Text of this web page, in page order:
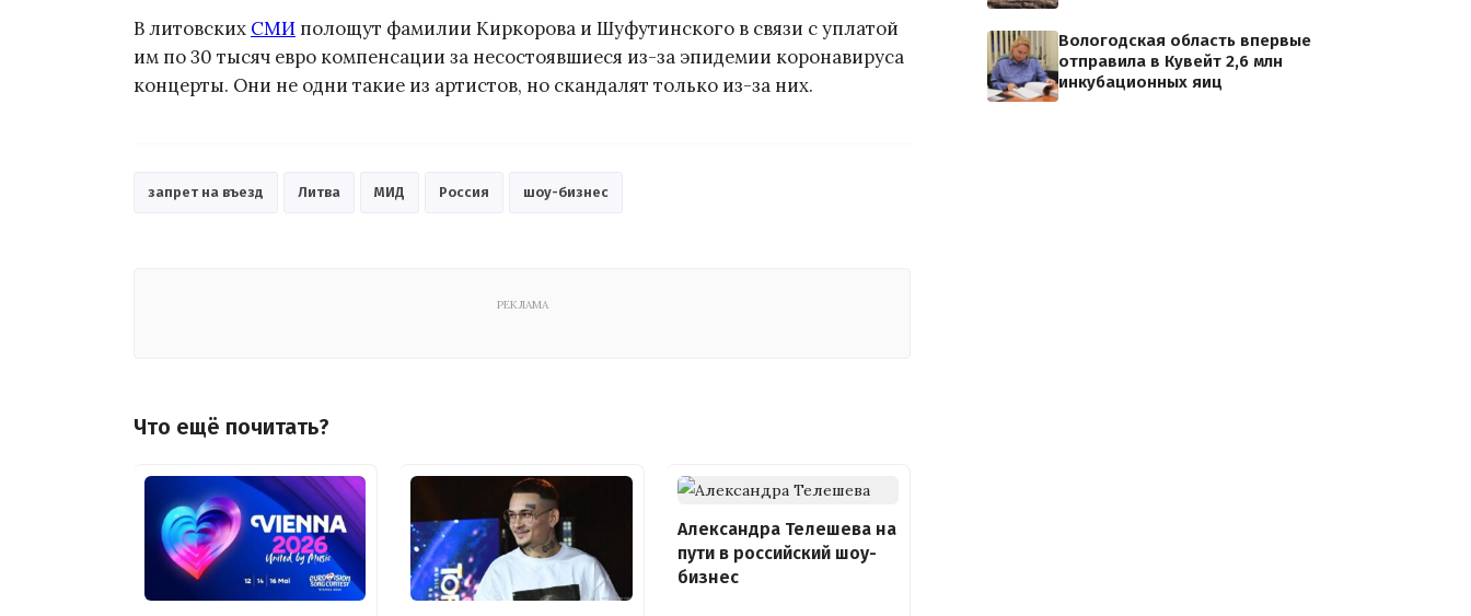
В литовских СМИ полощут фамилии Киркорова и Шуфутинского в связи с уплатой
им по 30 тысяч евро компенсации за несостоявшиеся из-за эпидемии коронавируса
концерты. Они не одни такие из артистов, но скандалят только из-за них.
запрет на въезд Литва МИД Россия шоу-бизнес
РЕКЛАМА
Что ещё почитать?
Александра Телешева на
пути в российский шоу-
бизнес
Вологодская область впервые
отправила в Кувейт 2,6 млн
инкубационных яиц